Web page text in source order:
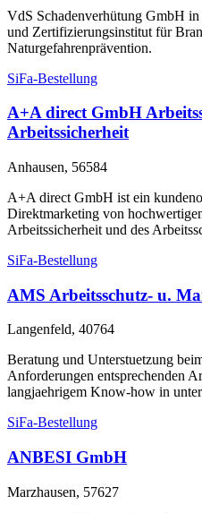
VdS Schadenverhütung GmbH
und Zertifizierungsinstitut für
Naturgefahrenprävention.
SiFa-Bestellung
A+A direct GmbH
Arbeitssicherheit
Anhausen, 56584
A+A direct GmbH ist ein
Direktmarketing von
Arbeitssicherheit und des
SiFa-Bestellung
AMS Arbeitsschutz- u.
Langenfeld, 40764
Beratung und Unterstuetzung
Anforderungen entsprechenden
langjaehrigem Know-how in
SiFa-Bestellung
ANBESI GmbH
Marzhausen, 57627